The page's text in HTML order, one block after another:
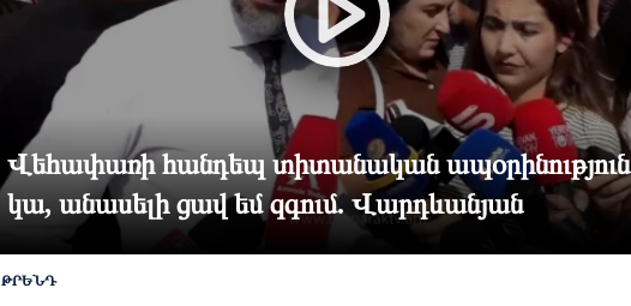
Վեհափառի հանդեպ տիտանական ապօրինություն
կա, անասելի ցավ եմ զգում. Վարդևանյան
ԹՐԵՆԴ